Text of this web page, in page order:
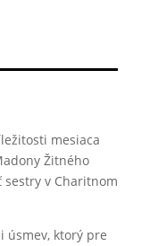
mesiaca
Žitného
v Charitnom
úsmev, ktorý pre